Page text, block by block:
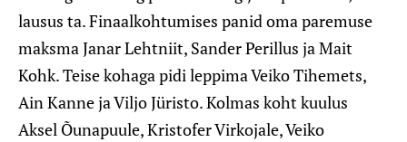
lausus ta. Finaalkohtumises panid oma paremuse
maksma Janar Lehtniit, Sander Perillus ja Mait
Kohk. Teise kohaga pidi leppima Veiko Tihemets,
Ain Kanne ja Viljo Jüristo. Kolmas koht kuulus
Aksel Õunapuule, Kristofer Virkojale, Veiko